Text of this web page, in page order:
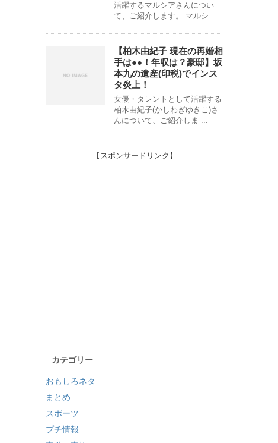
活躍するマルシアさんについ
て、ご紹介します。 マルシ ...
【柏木由紀子 現在の再婚相
手は●●！年収は？豪邸】坂
本九の遺産(印税)でインス
タ炎上！
女優・タレントとして活躍する
柏木由紀子(かしわぎゆきこ)さ
んについて、ご紹介しま ...
【スポンサードリンク】
カテゴリー
おもしろネタ
まとめ
スポーツ
プチ情報